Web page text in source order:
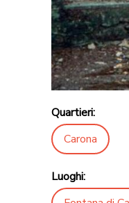
Quartieri:
Carona
Luoghi: